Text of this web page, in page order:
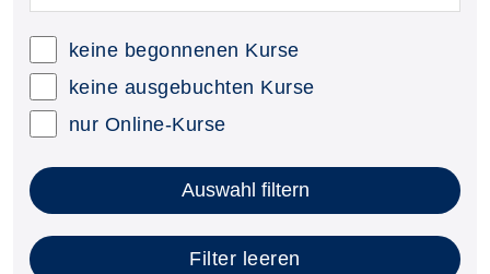
keine begonnenen Kurse
keine ausgebuchten Kurse
nur Online-Kurse
Auswahl filtern
Filter leeren